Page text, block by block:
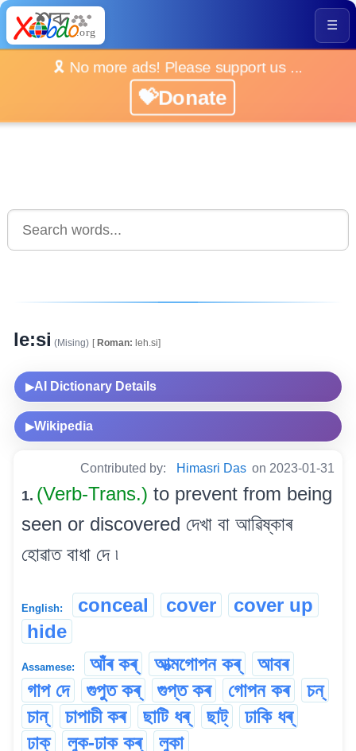
☰
🎗️ No more ads! Please support us ...
💝Donate
le:si (Mising) [Roman: leh.si]
▶AI Dictionary Details
▶Wikipedia
Contributed by: Himasri Das on 2023-01-31
1. (Verb-Trans.) to prevent from being
seen or discovered দেখা বা আৱিষ্কাৰ
হোৱাত বাধা দে ৷
English: conceal cover
cover up
hide
Assamese: আঁৰ কৰ্ আত্মগোপন কৰ্
আবৰ
গাপ দে
গুপুত কৰ্ গুপ্ত কৰ গোপন কৰ
চন্
চান্
চাপাচী কৰ ছাটি ধৰ্ ছাট্
ঢাকি ধৰ্
ঢাক্
লুক-ঢাক কৰ্ লুকা